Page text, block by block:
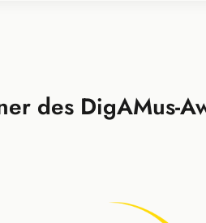
des DigAMus-